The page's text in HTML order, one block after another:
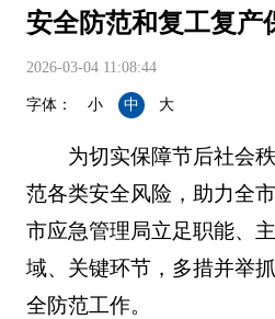
安全防范和复工复产
2026-03-04 11:08:44
字体： 小 中 大
为切实保障节后社会
范各类安全风险，助力全
市应急管理局立足职能、
域、关键环节，多措并举
全防范工作。